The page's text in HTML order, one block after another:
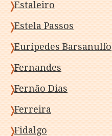
Estaleiro
Estela Passos
Eurípedes Barsanulfo
Fernandes
Fernão Dias
Ferreira
Fidalgo